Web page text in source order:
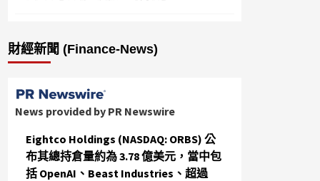
財經新聞 (Finance-News)
News provided by PR Newswire
Eightco Holdings (NASDAQ: ORBS) 公
布其總持倉量約為 3.78 億美元，當中包
括 OpenAI、Beast Industries、超過